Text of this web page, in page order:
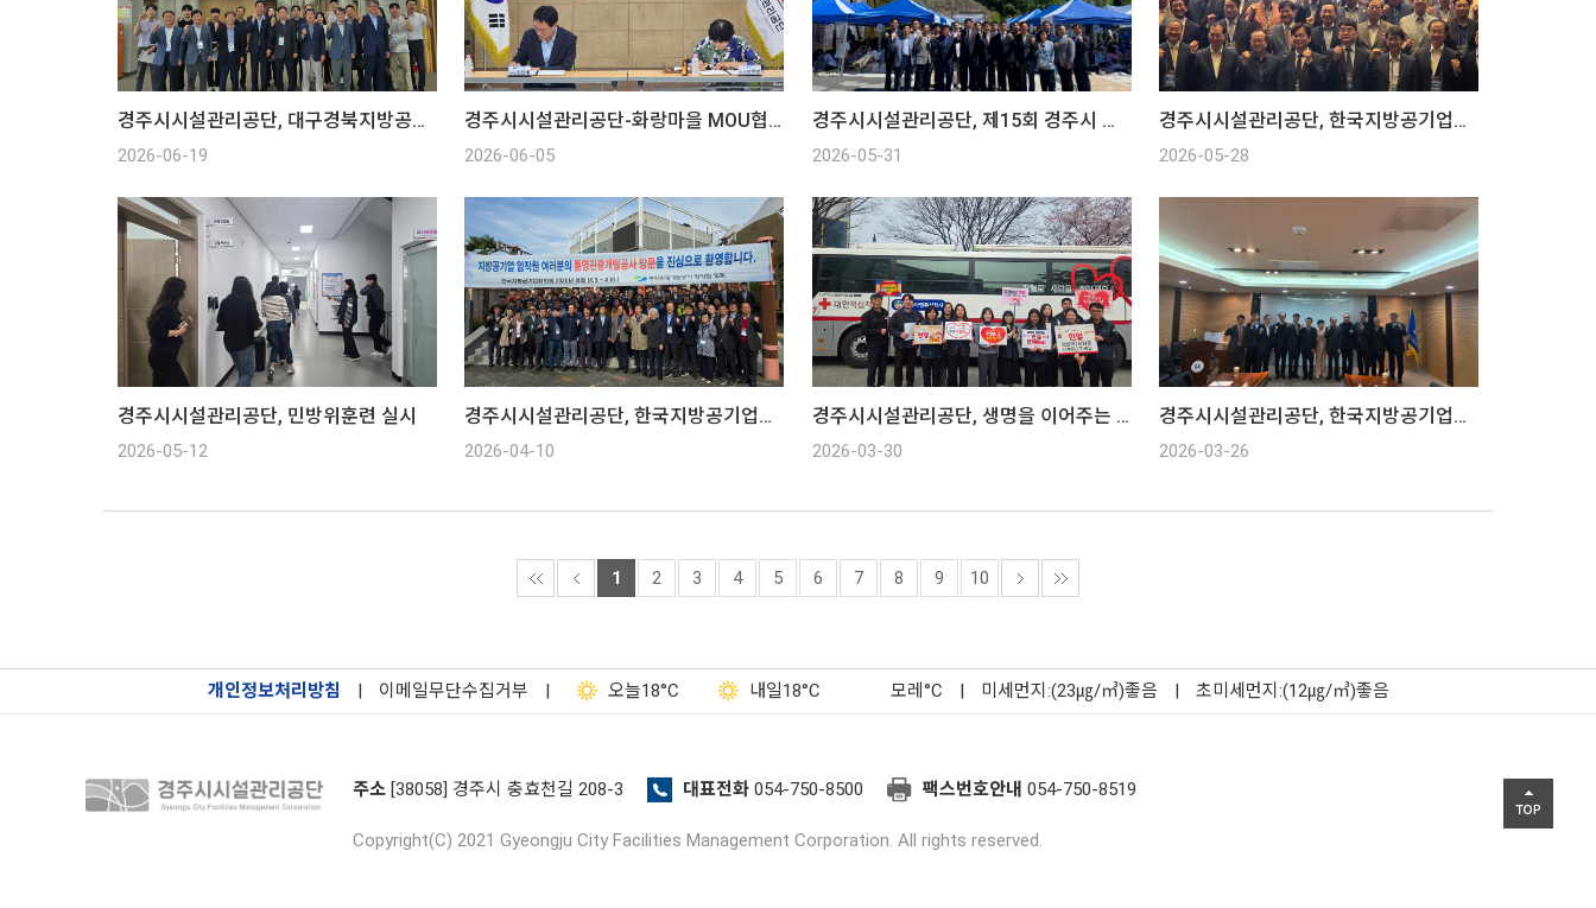
경주시시설관리공단, 대구경북지방공기업협의회 임시총회 및 협약식
2026-06-19
경주시시설관리공단-화랑마을 MOU협약식
2026-06-05
경주시시설관리공단, 제15회 경주시 수영연맹 회장배 전국 마스터즈 수영대회
2026-05-31
경주시시설관리공단, 한국지방공기업협의회 2분기 CEO 연찬회
2026-05-28
경주시시설관리공단, 민방위훈련 실시
2026-05-12
경주시시설관리공단, 한국지방공기업협의회 1분기 총회
2026-04-10
경주시시설관리공단, 생명을 이어주는 헌혈운동
2026-03-30
경주시시설관리공단, 한국지방공기업협의회 이사회
2026-03-26
1 2 3 4 5 6 7 8 9 10
개인정보처리방침 | 이메일무단수집거부 | 오늘18°C 내일18°C 모레 °C | 미세먼지:(23㎍/㎥)좋음 | 초미세먼지:(12㎍/㎥)좋음
주소 [38058] 경주시 충효천길 208-3 대표전화 054-750-8500 팩스번호안내 054-750-8519
Copyright(C) 2021 Gyeongju City Facilities Management Corporation. All rights reserved.